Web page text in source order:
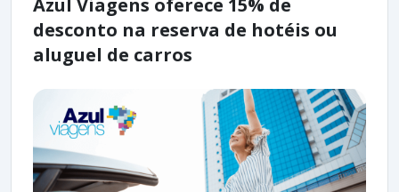
desconto na reserva de hotéis ou
aluguel de carros